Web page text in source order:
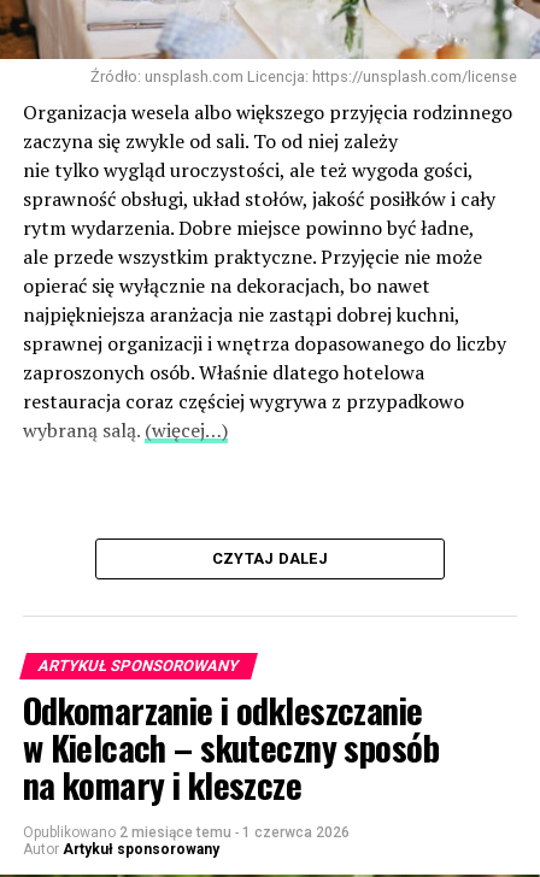
Źródło: unsplash.com Licencja: https://unsplash.com/license
Organizacja wesela albo większego przyjęcia rodzinnego
zaczyna się zwykle od sali. To od niej zależy
nie tylko wygląd uroczystości, ale też wygoda gości,
sprawność obsługi, układ stołów, jakość posiłków i cały
rytm wydarzenia. Dobre miejsce powinno być ładne,
ale przede wszystkim praktyczne. Przyjęcie nie może
opierać się wyłącznie na dekoracjach, bo nawet
najpiękniejsza aranżacja nie zastąpi dobrej kuchni,
sprawnej organizacji i wnętrza dopasowanego do liczby
zaproszonych osób. Właśnie dlatego hotelowa
restauracja coraz częściej wygrywa z przypadkowo
wybraną salą. (więcej…)
CZYTAJ DALEJ
ARTYKUŁ SPONSOROWANY
Odkomarzanie i odkleszczanie
w Kielcach – skuteczny sposób
na komary i kleszcze
Opublikowano 2 miesiące temu - 1 czerwca 2026
Autor Artykuł sponsorowany